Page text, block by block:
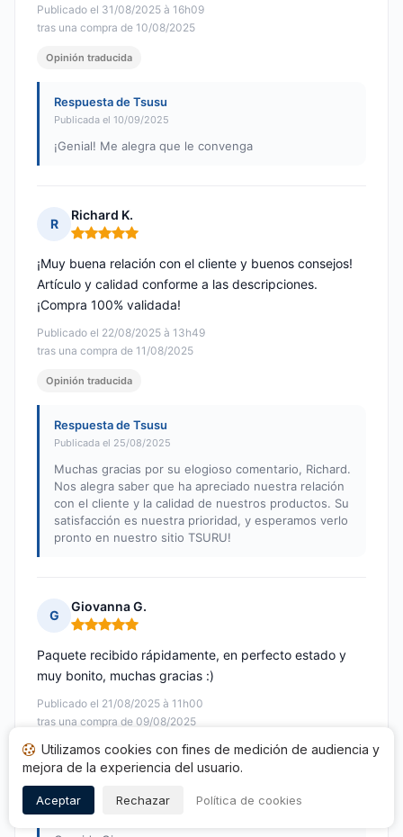
Publicado el 31/08/2025 à 16h09
tras una compra de 10/08/2025
Opinión traducida
Respuesta de Tsusu
Publicada el 10/09/2025
¡Genial! Me alegra que le convenga
R
Richard K.
Nota: 5 de 5
Publicado el 22/08/2025 à 13h49
tras una compra de 11/08/2025
¡Muy buena relación con el cliente y buenos consejos!
Artículo y calidad conforme a las descripciones.
¡Compra 100% validada!
Opinión traducida
Respuesta de Tsusu
Publicada el 25/08/2025
Muchas gracias por su elogioso comentario, Richard.
Nos alegra saber que ha apreciado nuestra relación
con el cliente y la calidad de nuestros productos. Su
satisfacción es nuestra prioridad, y esperamos verlo
pronto en nuestro sitio TSURU!
G
Giovanna G.
Nota: 5 de 5
Publicado el 21/08/2025 à 11h00
tras una compra de 09/08/2025
Paquete recibido rápidamente, en perfecto estado y
muy bonito, muchas gracias :)
Opinión traducida
Respuesta de Tsusu
Publicada el 25/08/2025
Utilizamos cookies con fines de medición de audiencia y
mejora de la experiencia del usuario.
Aceptar Rechazar Política de cookies